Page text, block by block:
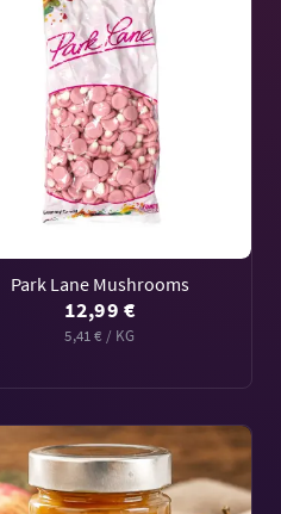
Park Lane Mushrooms
12,99 €
5,41 € / KG